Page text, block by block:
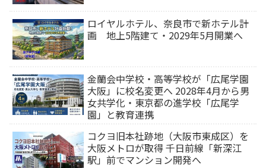
ロイヤルホテル、奈良市で新ホテル計
画 地上5階建て・2029年5月開業へ
金蘭会中学校・高等学校が「広尾学園
大阪」に校名変更へ 2028年4月から男
女共学化・東京都の進学校「広尾学
園」と教育連携
コクヨ旧本社跡地（大阪市東成区）を
大阪メトロが取得 千日前線「新深江
駅」前でマンション開発へ